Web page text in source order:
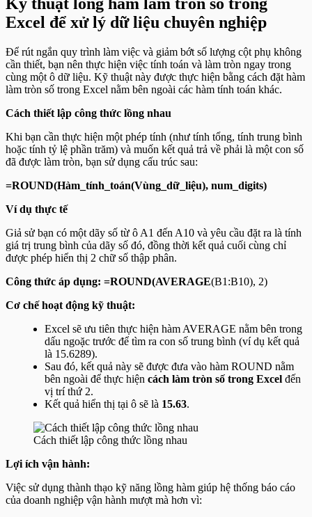
Kỹ thuật lồng hàm làm tròn số trong
Excel để xử lý dữ liệu chuyên nghiệp
Để rút ngắn quy trình làm việc và giảm bớt số lượng cột phụ không
cần thiết, bạn nên thực hiện việc tính toán và làm tròn ngay trong
cùng một ô dữ liệu. Kỹ thuật này được thực hiện bằng cách đặt hàm
làm tròn số trong Excel nằm bên ngoài các hàm tính toán khác.
Cách thiết lập công thức lồng nhau
Khi bạn cần thực hiện một phép tính (như tính tổng, tính trung bình
hoặc tính tỷ lệ phần trăm) và muốn kết quả trả về phải là một con số
đã được làm tròn, bạn sử dụng cấu trúc sau:
=ROUND(Hàm_tính_toán(Vùng_dữ_liệu), num_digits)
Ví dụ thực tế
Giả sử bạn có một dãy số từ ô A1 đến A10 và yêu cầu đặt ra là tính
giá trị trung bình của dãy số đó, đồng thời kết quả cuối cùng chỉ
được phép hiển thị 2 chữ số thập phân.
Công thức áp dụng: =ROUND(AVERAGE(B1:B10), 2)
Cơ chế hoạt động kỹ thuật:
Excel sẽ ưu tiên thực hiện hàm AVERAGE nằm bên trong
dấu ngoặc trước để tìm ra con số trung bình (ví dụ kết quả
là 15.6289).
Sau đó, kết quả này sẽ được đưa vào hàm ROUND nằm
bên ngoài để thực hiện cách làm tròn số trong Excel đến
vị trí thứ 2.
Kết quả hiển thị tại ô sẽ là 15.63.
Cách thiết lập công thức lồng nhau
Lợi ích vận hành:
Việc sử dụng thành thạo kỹ năng lồng hàm giúp hệ thống báo cáo
của doanh nghiệp vận hành mượt mà hơn vì: